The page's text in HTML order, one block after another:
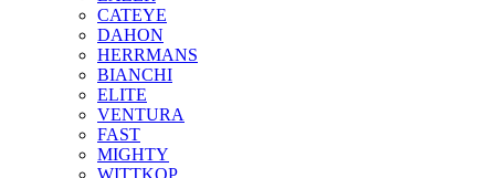
CATEYE
DAHON
HERRMANS
BIANCHI
ELITE
VENTURA
FAST
MIGHTY
WITTKOP